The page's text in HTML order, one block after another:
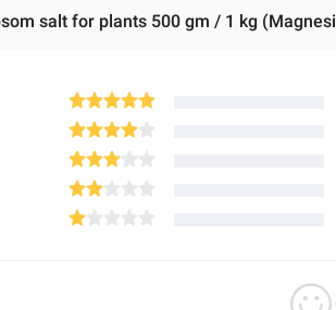
salt for plants 500 gm / 1 kg